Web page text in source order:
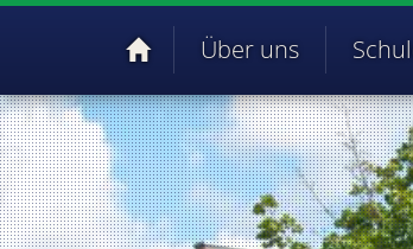
Über uns